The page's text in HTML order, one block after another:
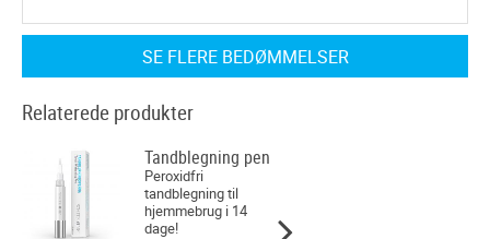
SE FLERE BEDØMMELSER
Relaterede produkter
Tandblegning pen
Peroxidfri
tandblegning til
hjemmebrug i 14
dage!